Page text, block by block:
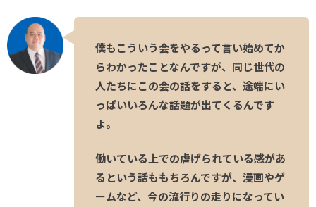
僕もこういう会をやるって言い始めてか
らわかったことなんですが、同じ世代の
人たちにこの会の話をすると、途端にい
っぱいいろんな話題が出てくるんです
よ。
働いている上での虐げられている感があ
るという話ももちろんですが、漫画やゲ
ームなど、今の流行りの走りになってい